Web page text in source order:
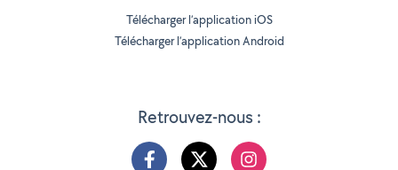
Retrouvez-nous :
Télécharger l’application iOS
Télécharger l’application Android